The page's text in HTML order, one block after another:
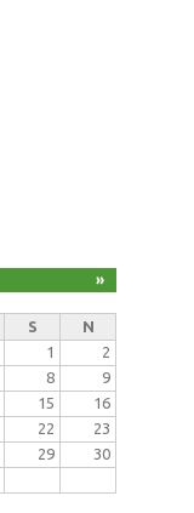
»
S
N
1
2
8
9
15
16
22
23
29
30